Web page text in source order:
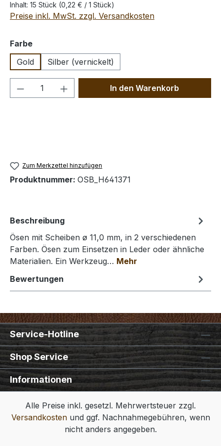
Inhalt: 15 Stück (0,22 € / 1 Stück)
Preise inkl. MwSt. zzgl. Versandkosten
Farbeauswählen
Gold
Silber (vernickelt)
Produkt Anzahl: Gib denIn den Warenkorb
Zum Merkzettel hinzufügen
Produktnummer: OSB_H641371
Beschreibung
Ösen mit Scheiben ø 11,0 mm, in 2 verschiedenen
Farben. Ösen zum Einsetzen in Leder oder ähnliche
Materialien. Ein Werkzeug… Mehr
Bewertungen
Service-Hotline
Shop Service
Informationen
Alle Preise inkl. gesetzl. Mehrwertsteuer zzgl.
Versandkostenund ggf. Nachnahmegebühren, wenn
nicht anders angegeben.